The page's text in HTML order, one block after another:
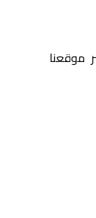
موقعنا